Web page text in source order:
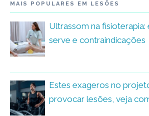
MAIS POPULARES EM LESÕES
Ultrassom na fisioterapia:
serve e contraindicações
Estes exageros no
provocar lesões, veja